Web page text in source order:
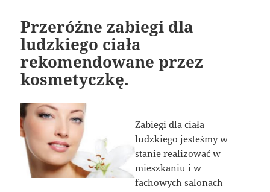
Przeróżne zabiegi dla
ludzkiego ciała
rekomendowane przez
kosmetyczkę.
Zabiegi dla ciała
ludzkiego jesteśmy w
stanie realizować w
mieszkaniu i w
fachowych salonach